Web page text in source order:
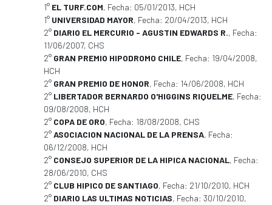
1° EL TURF.COM, Fecha: 05/01/2013, HCH
1° UNIVERSIDAD MAYOR, Fecha: 20/04/2013, HCH
2° DIARIO EL MERCURIO - AGUSTIN EDWARDS R., Fecha:
11/06/2007, CHS
2° GRAN PREMIO HIPODROMO CHILE, Fecha: 19/04/2008,
HCH
2° GRAN PREMIO DE HONOR, Fecha: 14/06/2008, HCH
2° LIBERTADOR BERNARDO O'HIGGINS RIQUELME, Fecha:
09/08/2008, HCH
2° COPA DE ORO, Fecha: 18/08/2008, CHS
2°ASOCIACION NACIONAL DE LA PRENSA, Fecha:
06/12/2008, HCH
2° CONSEJO SUPERIOR DE LA HIPICA NACIONAL, Fecha:
28/06/2010, CHS
2° CLUB HIPICO DE SANTIAGO, Fecha: 21/10/2010, HCH
2° DIARIO LAS ULTIMAS NOTICIAS, Fecha: 30/10/2010,